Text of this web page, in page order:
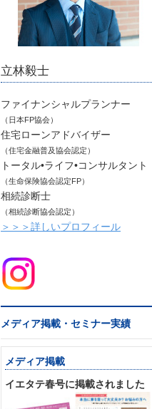
立林毅士
ファイナンシャルプランナー
（日本FP協会）
住宅ローンアドバイザー
（住宅金融普及協会認定）
トータル•ライフ•コンサルタント
（生命保険協会認定FP）
相続診断士
（相続診断協会認定）
＞＞＞詳しいプロフィール
メディア掲載・セミナー実績
メディア掲載
イエタテ春号に掲載されました